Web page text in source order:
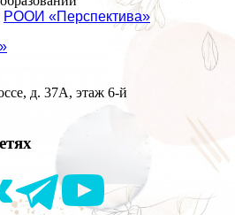
РООИ «Перспектива»
д. 37А, этаж 6-й